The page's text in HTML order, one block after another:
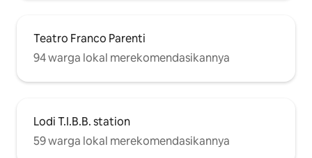
Teatro Franco Parenti
94 warga lokal merekomendasikannya
Lodi T.I.B.B. station
59 warga lokal merekomendasikannya